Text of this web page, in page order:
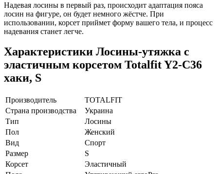
Надевая лосины в первый раз, происходит адаптация пояса
лосин на фигуре, он будет немного жёстче. При
использовании, корсет приймет форму вашего тела, и процесс
надевания станет легче.
Характеристики Лосины-утяжка с
эластичным корсетом Totalfit Y2-C36
хаки, S
Производитель
TOTALFIT
Страна производства
Украина
Тип
Лосины
Пол
Женский
Вид
Спорт
Размер
S
Корсет
Эластичный